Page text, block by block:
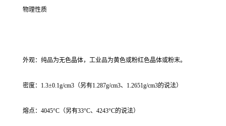
物理性质
外观：纯品为无色晶体，工业品为黄色或粉红色晶体或粉末。
密度：1.3±0.1g/cm3（另有1.287g/cm3、1.2651g/cm3的说法）
熔点：4045°C（另有33°C、4243°C的说法）